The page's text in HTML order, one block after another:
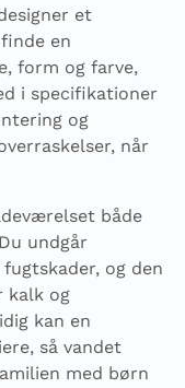
et
en
form og farve,
i specifikationer
og
når
både
undgår
og den
kalk og
kan en
så vandet
med børn